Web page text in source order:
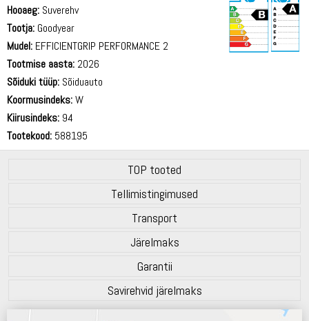
Hooaeg: Suverehv
Tootja: Goodyear
Mudel: EFFICIENTGRIP PERFORMANCE 2
Tootmise aasta: 2026
Sõiduki tüüp: Sõiduauto
Koormusindeks:W
Kiirusindeks: 94
Tootekood: 588195
TOP tooted
Tellimistingimused
Transport
Järelmaks
Garantii
Savirehvid järelmaks